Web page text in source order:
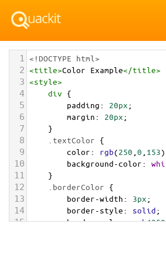
1 <!DOCTYPE html>
2 <title>Color Example</title>
3 <style>
4 div {
5 padding: 20px;
6 margin: 20px;
7 }
8 .textColor {
9 color: rgb(250 0 153
10 background-color:
11 }
12 .borderColor {
13 border-width: 3px;
14 border-style: solid;
15 border-color: rgb(250